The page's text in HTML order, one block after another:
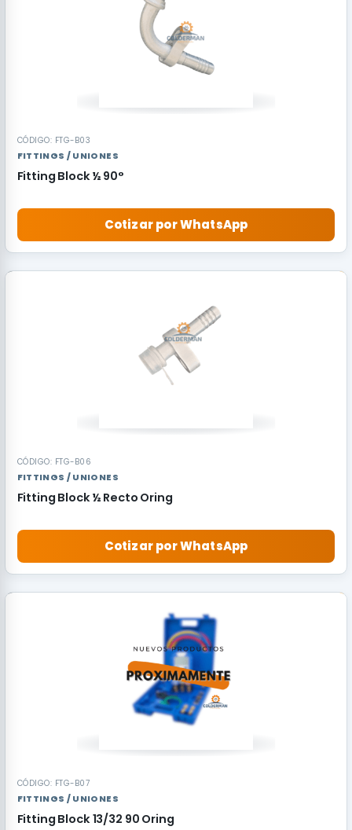
CÓDIGO: FTG-B03
FITTINGS / UNIONES
Fitting Block ½ 90°
Cotizar por WhatsApp
CÓDIGO: FTG-B06
FITTINGS / UNIONES
Fitting Block ½ Recto Oring
Cotizar por WhatsApp
CÓDIGO: FTG-B07
FITTINGS / UNIONES
Fitting Block 13/32 90 Oring